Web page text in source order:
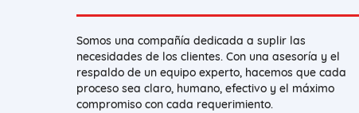
Somos una compañía dedicada a suplir las
necesidades de los clientes. Con una asesoría y el
respaldo de un equipo experto, hacemos que cada
proceso sea claro, humano, efectivo y el máximo
compromiso con cada requerimiento.